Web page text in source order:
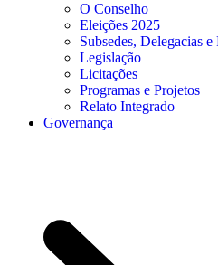
O Conselho
Eleições 2025
Subsedes, Delegacias e
Legislação
Licitações
Programas e Projetos
Relato Integrado
Governança